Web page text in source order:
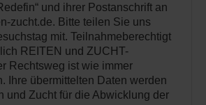
und ihrer Postanschrift an
zucht.de. Bitte teilen Sie uns
mit. Teilnahmeberechtigt
REITEN und ZUCHT-
Rechtsweg ist wie immer
Ihre übermittelten Daten werden
und Zucht für die Abwicklung der